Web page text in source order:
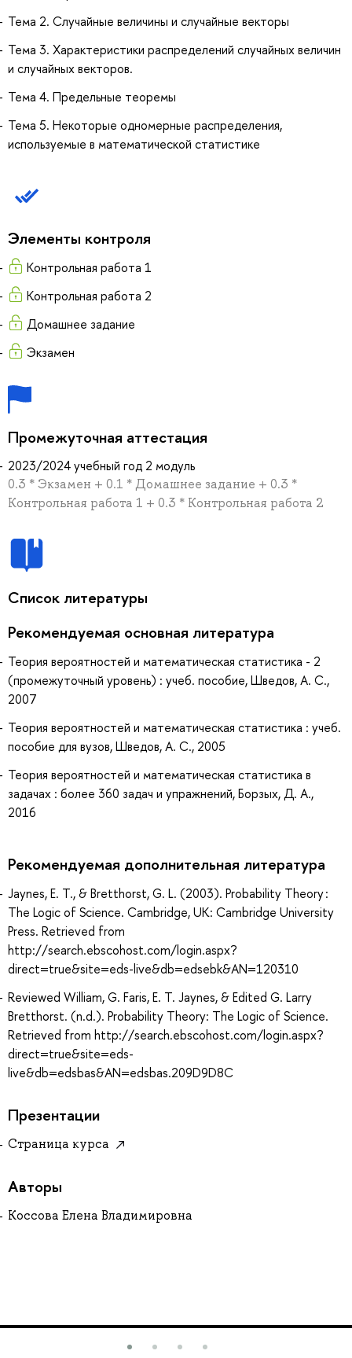
Тема 2. Случайные величины и случайные векторы
Тема 3. Характеристики распределений случайных величин
и случайных векторов.
Тема 4. Предельные теоремы
Тема 5. Некоторые одномерные распределения,
используемые в математической статистике
Элементы контроля
Контрольная работа 1
Контрольная работа 2
Домашнее задание
Экзамен
Промежуточная аттестация
2023/2024 учебный год 2 модуль
0.3 * Экзамен + 0.1 * Домашнее задание + 0.3 *
Контрольная работа 1 + 0.3 * Контрольная работа 2
Список литературы
Рекомендуемая основная литература
Теория вероятностей и математическая статистика - 2
(промежуточный уровень) : учеб. пособие, Шведов, А. С.,
2007
Теория вероятностей и математическая статистика : учеб.
пособие для вузов, Шведов, А. С., 2005
Теория вероятностей и математическая статистика в
задачах : более 360 задач и упражнений, Борзых, Д. А.,
2016
Рекомендуемая дополнительная литература
Jaynes, E. T., & Bretthorst, G. L. (2003). Probability Theory :
The Logic of Science. Cambridge, UK: Cambridge University
Press. Retrieved from
http://search.ebscohost.com/login.aspx?
direct=true&site=eds-live&db=edsebk&AN=120310
Reviewed William, G. Faris, E. T. Jaynes, & Edited G. Larry
Bretthorst. (n.d.). Probability Theory: The Logic of Science.
Retrieved from http://search.ebscohost.com/login.aspx?
direct=true&site=eds-
live&db=edsbas&AN=edsbas.209D9D8C
Презентации
Страница курса
Авторы
Коссова Елена Владимировна